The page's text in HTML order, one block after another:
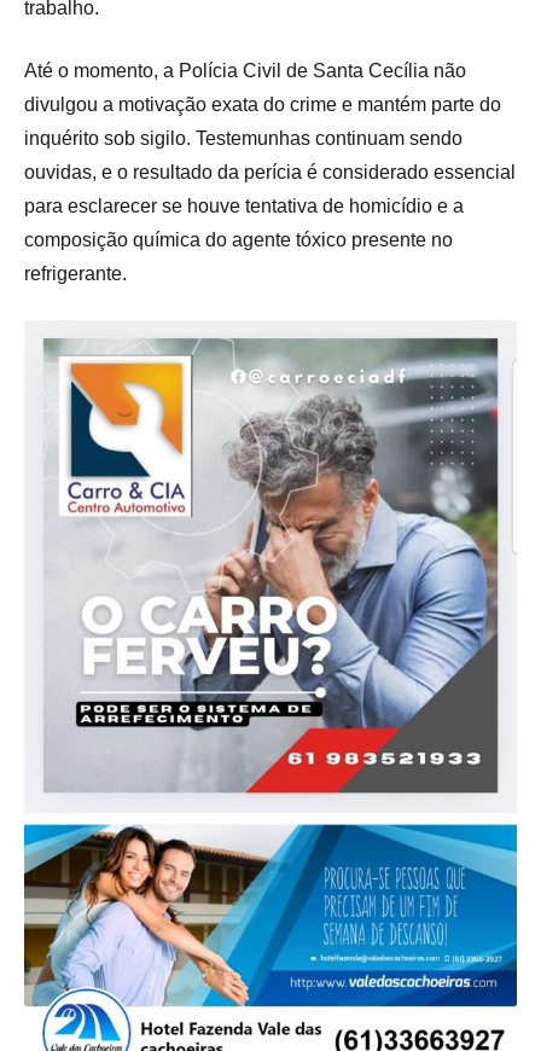
trabalho.
Até o momento, a Polícia Civil de Santa Cecília não
divulgou a motivação exata do crime e mantém parte do
inquérito sob sigilo. Testemunhas continuam sendo
ouvidas, e o resultado da perícia é considerado essencial
para esclarecer se houve tentativa de homicídio e a
composição química do agente tóxico presente no
refrigerante.